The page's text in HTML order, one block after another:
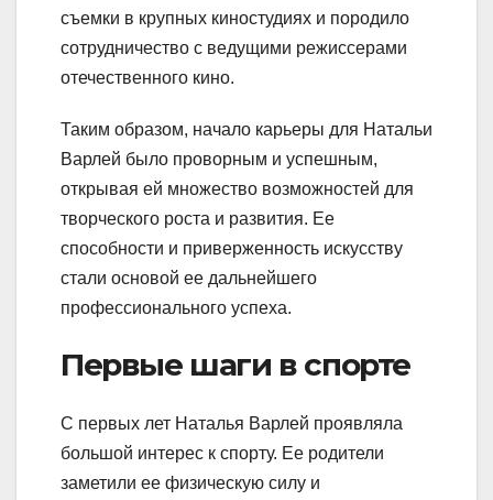
съемки в крупных киностудиях и породило
сотрудничество с ведущими режиссерами
отечественного кино.
Таким образом, начало карьеры для Натальи
Варлей было проворным и успешным,
открывая ей множество возможностей для
творческого роста и развития. Ее
способности и приверженность искусству
стали основой ее дальнейшего
профессионального успеха.
Первые шаги в спорте
С первых лет Наталья Варлей проявляла
большой интерес к спорту. Ее родители
заметили ее физическую силу и